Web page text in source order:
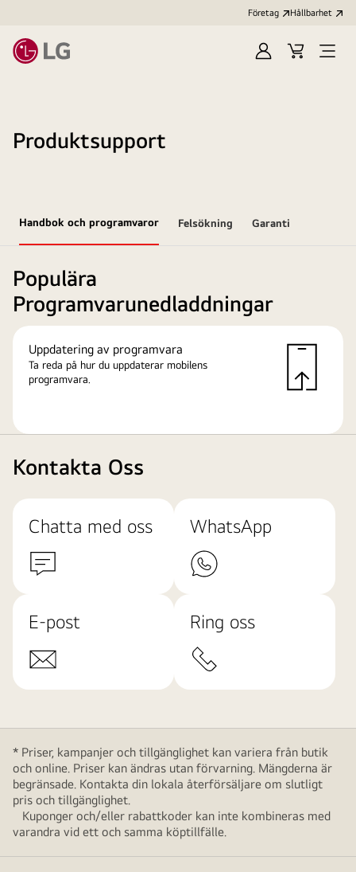
Företag Hållbarhet
LoggaKundvagn
Produktsupport
Handbok och programvaror Felsökning Garanti
Populära
Programvarunedladdningar
Uppdatering av programvara
Ta reda på hur du uppdaterar mobilens
programvara.
Kontakta Oss
Chatta med oss WhatsApp
E-post Ring oss
* Priser, kampanjer och tillgänglighet kan variera från butik
och online. Priser kan ändras utan förvarning. Mängderna är
begränsade. Kontakta din lokala återförsäljare om slutligt
pris och tillgänglighet.
Kuponger och/eller rabattkoder kan inte kombineras med
varandra vid ett och samma köptillfälle.